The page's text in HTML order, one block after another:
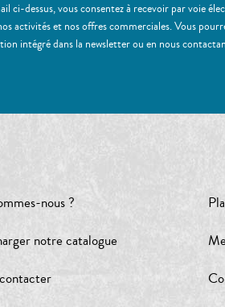
ci-dessus, vous consentez à recevoir par voie
activités et nos offres commerciales. Vous
intégré dans la newsletter ou en nous
nous ?
notre catalogue